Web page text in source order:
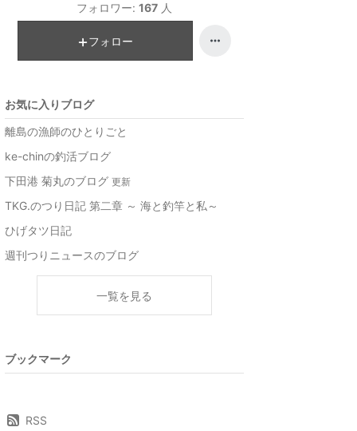
フォロワー: 167 人
フォロー
お気に入りブログ
離島の漁師のひとりごと
ke-chinの釣活ブログ
下田港 菊丸のブログ 更新
TKG.のつり日記 第二章 ～ 海と釣竿と私～
ひげタツ日記
週刊つりニュースのブログ
一覧を見る
ブックマーク
RSS